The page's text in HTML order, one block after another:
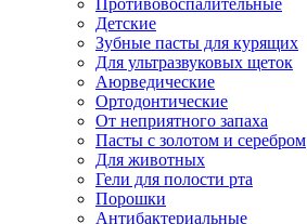
Противовоспалительные
Детские
Зубные пасты для курящих
Для ультразвуковых щеток
Аюрведические
Ортодонтические
От неприятного запаха
Пасты с золотом и серебром
Для животных
Гели для полости рта
Порошки
Антибактериальные